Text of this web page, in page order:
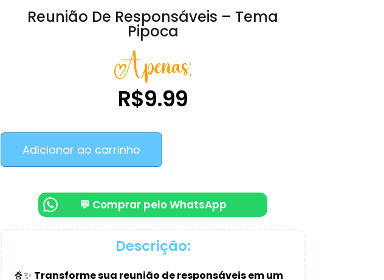
Reunião De Responsáveis – Tema
Pipoca
Apenas:
R$9.99
Adicionar ao carrinho
💬 Comprar pelo WhatsApp
Descrição:
🍿✨ Transforme sua reunião de responsáveis em um